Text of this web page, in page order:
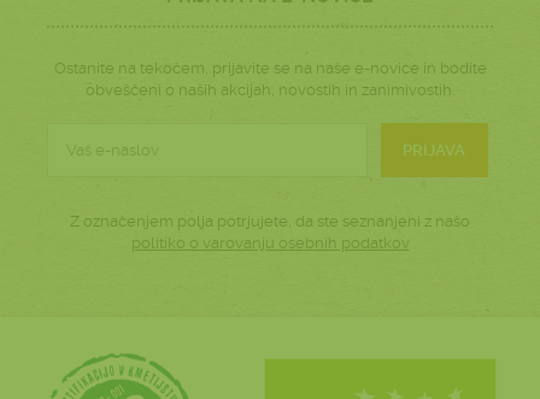
Ostanite na tekočem, prijavite se na naše e-novice in bodite
obveščeni o naših akcijah, novostih in zanimivostih.
PRIJAVA
Z označenjem polja potrjujete, da ste seznanjeni z našo
politiko o varovanju osebnih podatkov